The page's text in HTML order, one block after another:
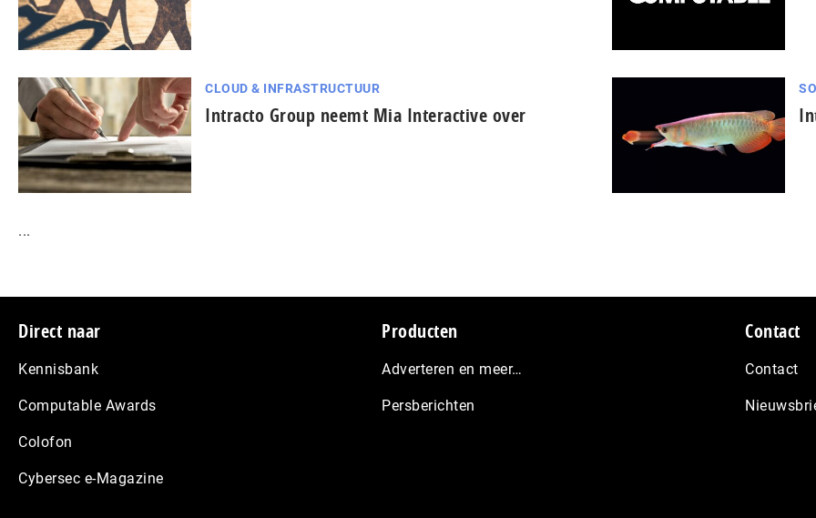
CLOUD & INFRASTRUCTUUR
Intracto Group neemt Mia Interactive over
...
Footer
Direct naar
Kennisbank
Computable Awards
Colofon
Cybersec e-Magazine
Producten
Adverteren en meer…
Persberichten
Contact
Contact